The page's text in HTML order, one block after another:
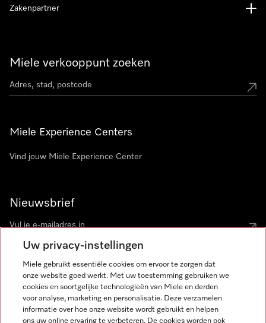
Miele verkooppunt zoeken
Miele Experience Centers
Vind jouw Miele Experience Center
Nieuwsbrief
Zakenpartner
Miele op Instagram
Miele op Facebook
Miele op Youtube
Uw privacy-instellingen
Miele gebruikt essentiële cookies om ervoor te zorgen dat
onze website goed werkt. Met uw toestemming gebruiken we
cookies en soortgelijke technologieën van Miele en derden
voor analyse, marketing en personalisatie. Deze verzamelen
informatie over hoe onze website wordt gebruikt en helpen
ons uw online ervaring te verbeteren. De cookies worden ook